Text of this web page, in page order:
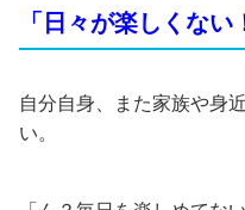
「日々が楽しくな
自分自身、また家族や身
い。